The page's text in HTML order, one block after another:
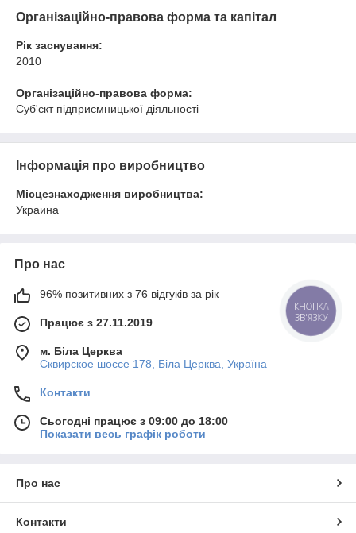
Організаційно-правова форма та капітал
Рік заснування:
2010
Організаційно-правова форма:
Суб'єкт підприємницької діяльності
Інформація про виробництво
Місцезнаходження виробництва:
Украина
Про нас
96% позитивних з 76 відгуків за рік
Працює з 27.11.2019
м. Біла Церква
Сквирское шоссе 178, Біла Церква, Україна
Контакти
Сьогодні працює з 09:00 до 18:00
Показати весь графік роботи
Про нас
Контакти
КНОПКА
ЗВ'ЯЗКУ